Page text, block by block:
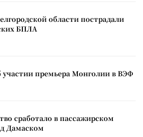
области пострадали
БПЛА
премьера Монголии в ВЭФ
сработало в пассажирском
Дамаском